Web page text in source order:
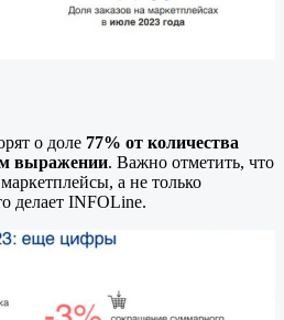
о доле 77% от количества
выражении. Важно отметить, что
а не только
делает INFOLine.